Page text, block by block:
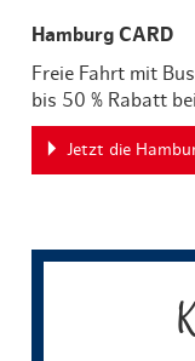
Hamburg CARD
Freie Fahrt mit
bis 50 % Rabatt
Jetzt die